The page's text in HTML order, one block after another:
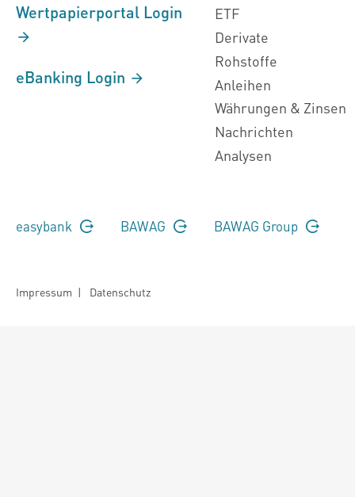
Wertpapierportal Login
eBanking Login
ETF
Derivate
Rohstoffe
Anleihen
Währungen & Zinsen
Nachrichten
Analysen
easybank BAWAG BAWAG Group
Impressum | Datenschutz